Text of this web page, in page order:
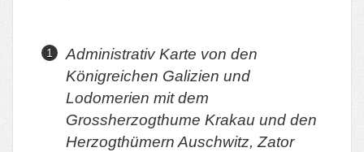
Administrativ Karte von den
Königreichen Galizien und
Lodomerien mit dem
Grossherzogthume Krakau und den
Herzogthümern Auschwitz, Zator